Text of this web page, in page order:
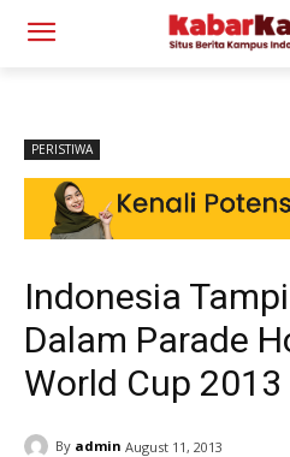
PERISTIWA
Indonesia
Dalam Parade
World Cup 2013
By admin August 11, 2013